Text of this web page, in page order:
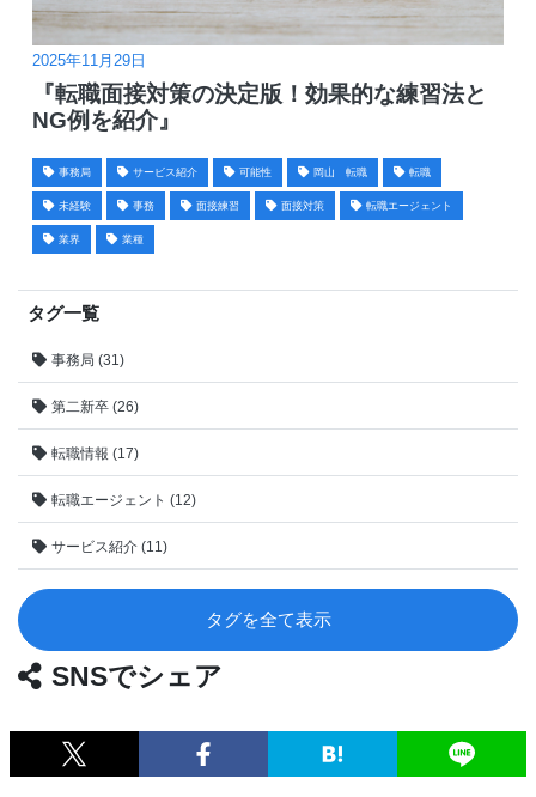
2025年11月29日
『転職面接対策の決定版！効果的な練習法と
NG例を紹介』
事務局 サービス紹介 可能性 岡山 転職 転職
未経験 事務 面接練習 面接対策 転職エージェント
業界 業種
タグ一覧
事務局 (31)
第二新卒 (26)
転職情報 (17)
転職エージェント (12)
サービス紹介 (11)
タグを全て表示
SNSでシェア